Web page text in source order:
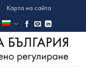
Карта на сайта